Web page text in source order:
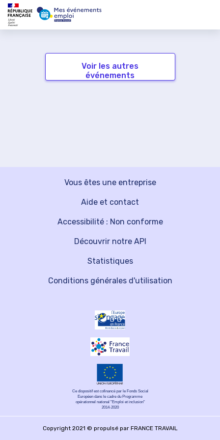
Voir les autres
événements
Vous êtes une entreprise
Découvrir notre API
Aide et contact
Statistiques
Accessibilité : Non conforme
Conditions générales d'utilisation
Ce dispositif est cofinancé par le Fonds Social
Européen dans le cadre du Programme
opérationnel national "Emploi et inclusion"
2014-2020
Copyright 2021 © propulsé par FRANCE TRAVAIL